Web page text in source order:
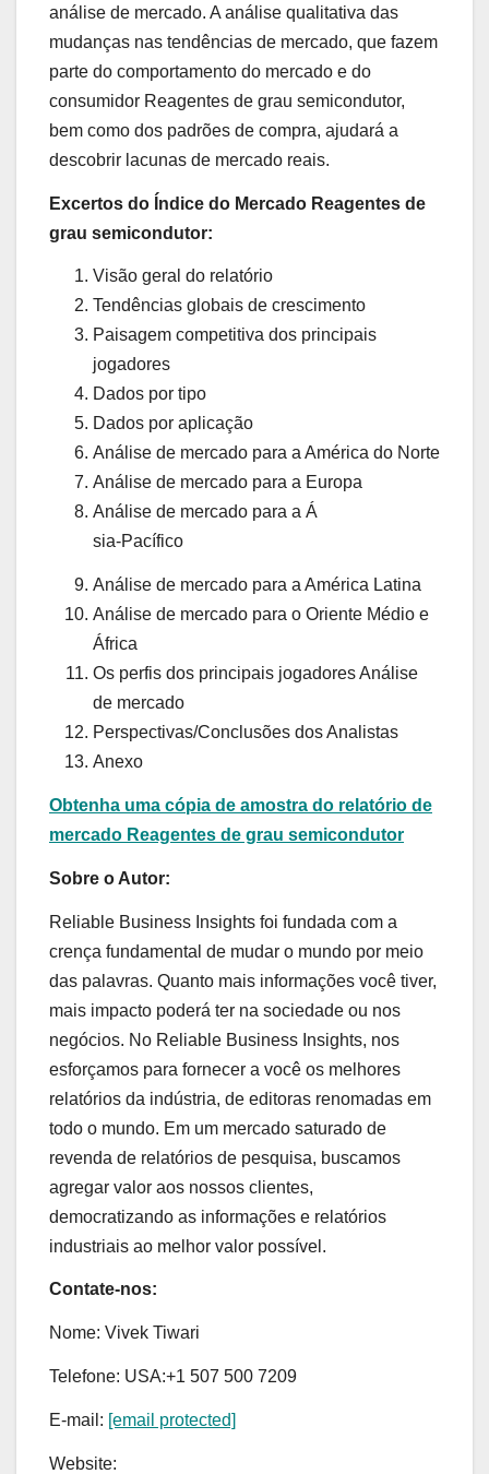
análise de mercado. A análise qualitativa das
mudanças nas tendências de mercado, que fazem
parte do comportamento do mercado e do
consumidor Reagentes de grau semicondutor,
bem como dos padrões de compra, ajudará a
descobrir lacunas de mercado reais.
Excertos do Índice do Mercado Reagentes de
grau semicondutor:
Visão geral do relatório
Tendências globais de crescimento
Paisagem competitiva dos principais
jogadores
Dados por tipo
Dados por aplicação
Análise de mercado para a América do Norte
Análise de mercado para a Europa
Análise de mercado para a Á
sia-Pacífico
Análise de mercado para a América Latina
Análise de mercado para o Oriente Médio e
África
Os perfis dos principais jogadores Análise
de mercado
Perspectivas/Conclusões dos Analistas
Anexo
Obtenha uma cópia de amostra do relatório de
mercado Reagentes de grau semicondutor
Sobre o Autor:
Reliable Business Insights foi fundada com a
crença fundamental de mudar o mundo por meio
das palavras. Quanto mais informações você tiver,
mais impacto poderá ter na sociedade ou nos
negócios. No Reliable Business Insights, nos
esforçamos para fornecer a você os melhores
relatórios da indústria, de editoras renomadas em
todo o mundo. Em um mercado saturado de
revenda de relatórios de pesquisa, buscamos
agregar valor aos nossos clientes,
democratizando as informações e relatórios
industriais ao melhor valor possível.
Contate-nos:
Nome: Vivek Tiwari
Telefone: USA:+1 507 500 7209
E-mail: [email protected]
Website: